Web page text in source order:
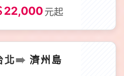
22,000元起
北➠ 濟州島